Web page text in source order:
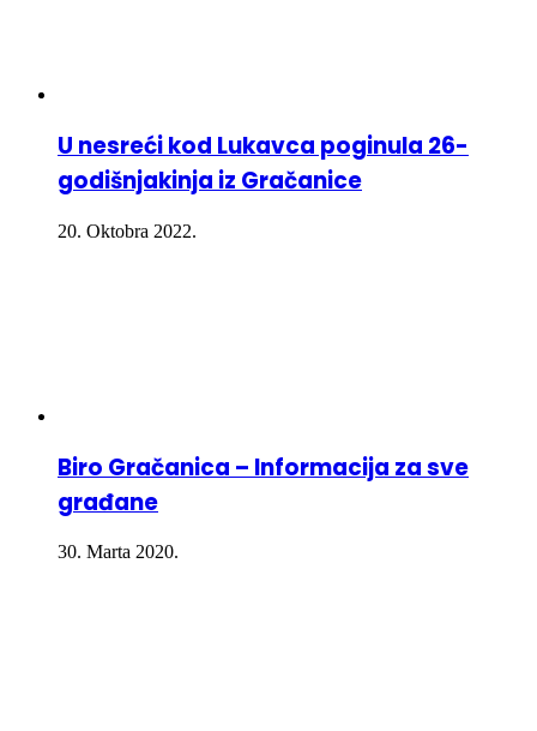
U nesreći kod Lukavca poginula 26-
godišnjakinja iz Gračanice
20. Oktobra 2022.
Biro Gračanica – Informacija za sve
građane
30. Marta 2020.